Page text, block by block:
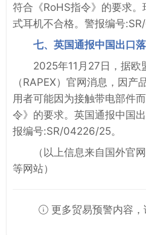
符合《RoHS指令》的要求
式耳机不合格。警报编号
七、英国通报中国出口
2025年11月27日，据欧
（RAPEX）官网消息，因产
用者可能因为接触带电部件
令》的要求。英国通报中国
报编号:SR/04226/25。
（以上信息来自国外官
等网站）
更多贸易预警内容